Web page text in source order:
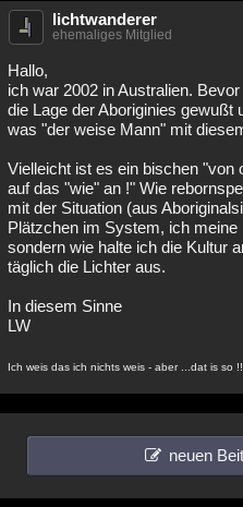
lichtwanderer
ehemaliges Mitglied
Hallo,
ich war 2002 in Australien.
die Lage der Aboriginies
was "der weise Mann" mit
Vielleicht ist es ein bischen
auf das "wie" an !" Wie
mit der Situation (aus
Plätzchen im System, ich
sondern wie halte ich die Kultur
täglich die Lichter aus.
In diesem Sinne
LW
Ich weis das ich nichts weis - aber ...dat is so !!
neuen